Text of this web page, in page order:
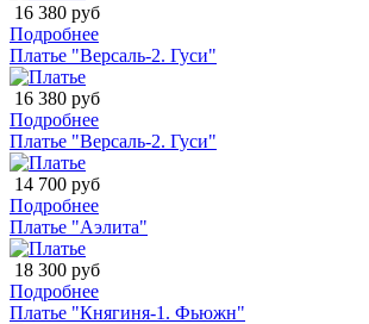
16 380 руб
Подробнее
Платье "Версаль-2. Гуси"
16 380 руб
Подробнее
Платье "Версаль-2. Гуси"
14 700 руб
Подробнее
Платье "Аэлита"
18 300 руб
Подробнее
Платье "Княгиня-1. Фьюжн"